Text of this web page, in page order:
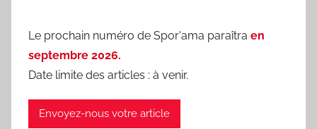
Le prochain numéro de Spor'ama paraîtra en
septembre 2026.
Date limite des articles : à venir.
Envoyez-nous votre article